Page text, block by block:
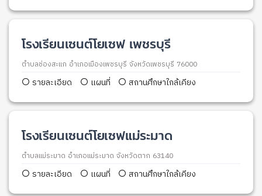
โรงเรียนเซนต์โยเซฟ เพชรบุรี
ตำบลช่องสะแก อำเภอเมืองเพชรบุรี จังหวัดเพชรบุรี 76000
รายละเอียด แผนที่ สถานศึกษาใกล้เคียง
โรงเรียนเซนต์โยเซฟแม่ระมาด
ตำบลแม่ระมาด อำเภอแม่ระมาด จังหวัดตาก 63140
รายละเอียด แผนที่ สถานศึกษาใกล้เคียง